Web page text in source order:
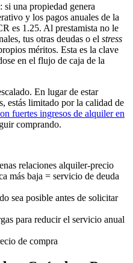
si una propiedad genera
y los pagos anuales de la
es 1.25. Al prestamista no le
tus otras deudas o el stress
méritos. Esta es la clave
en el flujo de caja de la
En lugar de estar
estás limitado por la calidad de
fuertes ingresos de alquiler en
comprando.
relaciones alquiler-precio
más baja = servicio de deuda
sea posible antes de solicitar
para reducir el servicio anual
de compra